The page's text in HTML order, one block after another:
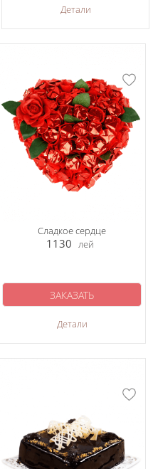
Детали
Сладкое сердце
1130 лей
Детали
ЗАКАЗАТЬ